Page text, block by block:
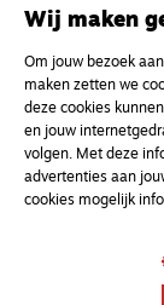
Magazine
Kvk-nummer
NL46 INGB
Wij maken
Om jouw bezoek
maken zetten we
deze cookies
en jouw
volgen. Met deze
advertenties aan
cookies mogelijk